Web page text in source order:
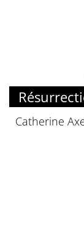
Catherine